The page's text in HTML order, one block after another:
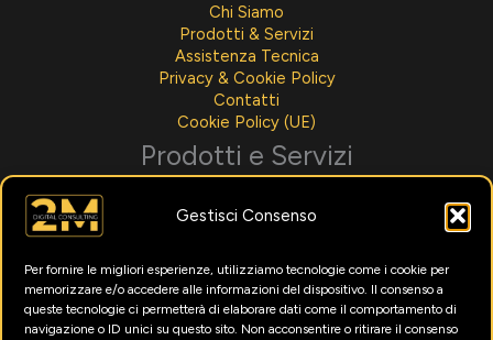
Gestisci Consenso
Per fornire le migliori esperienze, utilizziamo tecnologie come i cookie per
memorizzare e/o accedere alle informazioni del dispositivo. Il consenso a
queste tecnologie ci permetterà di elaborare dati come il comportamento di
navigazione o ID unici su questo sito. Non acconsentire o ritirare il consenso
Chi Siamo
Prodotti & Servizi
Assistenza Tecnica
Privacy & Cookie Policy
Contatti
Cookie Policy (UE)
Prodotti e Servizi
Integrazioni AI
Noleggio Per Aziende
Menù Digitali
Formazione Intelligenza Artificiale
Marketing Digitale